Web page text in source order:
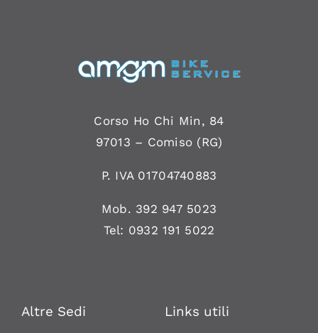
Corso Ho Chi Min, 84
97013 – Comiso (RG)
P. IVA 01704740883
Mob. 392 947 5023
Tel: 0932 191 5022
Altre Sedi Links utili